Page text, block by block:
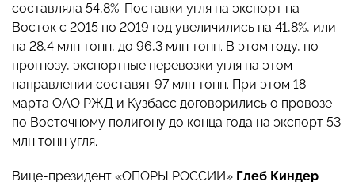
составляла 54,8%. Поставки угля на экспорт на
Восток с 2015 по 2019 год увеличились на 41,8%, или
на 28,4 млн тонн, до 96,3 млн тонн. В этом году, по
прогнозу, экспортные перевозки угля на этом
направлении составят 97 млн тонн. При этом 18
марта ОАО РЖД и Кузбасс договорились о провозе
по Восточному полигону до конца года на экспорт 53
млн тонн угля.
Вице-президент «ОПОРЫ РОССИИ» Глеб Киндер